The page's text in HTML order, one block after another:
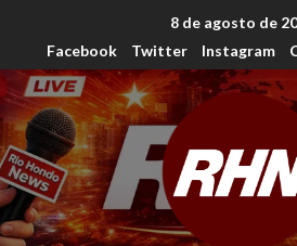
8 de agosto de
Facebook
Twitter Instagram